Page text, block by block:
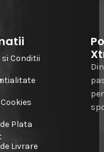
si Conditii
Plata
Livrare
Din